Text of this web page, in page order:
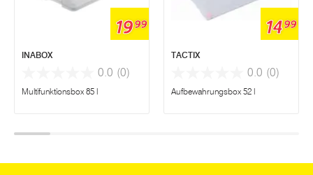
1999
INABOX
0.0 (0)
Multifunktionsbox 85 l
1499
TACTIX
0.0 (0)
Aufbewahrungsbox 52 l